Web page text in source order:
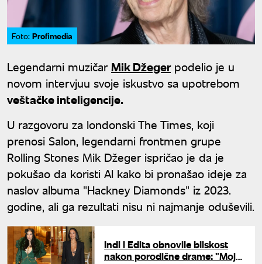
Foto: Profimedia
Legendarni muzičarMik Džegerpodelio je u
novom intervjuu svoje iskustvo sa upotrebom
veštačke inteligencije.
U razgovoru za londonski The Times, koji
prenosi Salon, legendarni frontmen grupe
Rolling Stones Mik Džeger ispričao je da je
pokušao da koristi AI kako bi pronašao ideje za
naslov albuma "Hackney Diamonds" iz 2023.
godine, ali ga rezultati nisu ni najmanje oduševili.
Indi i Edita obnovile bliskost
nakon porodične drame: "Moje